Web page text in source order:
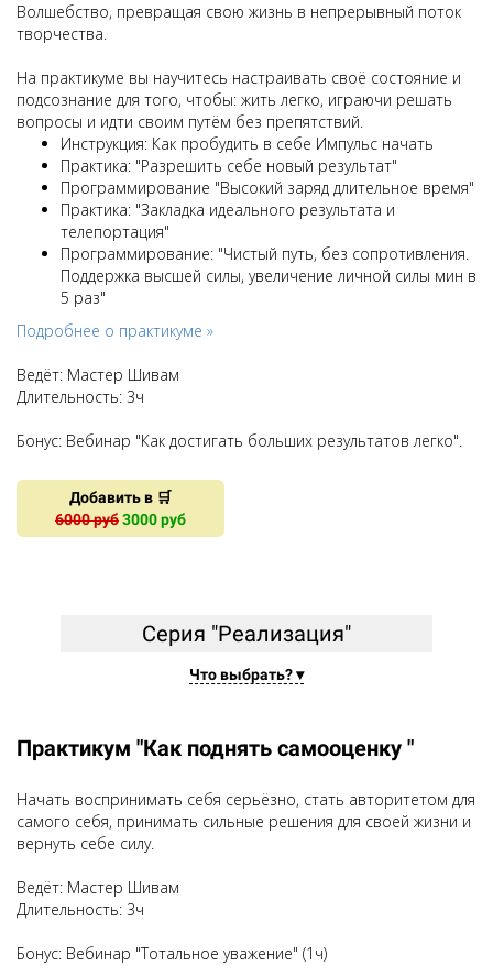
Волшебство, превращая свою жизнь в непрерывный поток
творчества.
На практикуме вы научитесь настраивать своё состояние и
подсознание для того, чтобы: жить легко, играючи решать
вопросы и идти своим путём без препятствий.
Инструкция: Как пробудить в себе Импульс начать
Практика: "Разрешить себе новый результат"
Программирование "Высокий заряд длительное время"
Практика: "Закладка идеального результата и
телепортация"
Программирование: "Чистый путь, без сопротивления.
Поддержка высшей силы, увеличение личной силы мин в
5 раз"
Подробнее о практикуме »
Ведёт: Мастер Шивам
Длительность: 3ч
Бонус: Вебинар "Как достигать больших результатов легко".
Добавить в 🛒
6000 руб3000 руб
Ссылка на это место страницы:#prac_real
Серия "Реализация"
Что выбрать? ▾
Практикум "Как поднять самооценку "
Начать воспринимать себя серьёзно, стать авторитетом для
самого себя, принимать сильные решения для своей жизни и
вернуть себе силу.
Ведёт: Мастер Шивам
Длительность: 3ч
Бонус: Вебинар "Тотальное уважение" (1ч)